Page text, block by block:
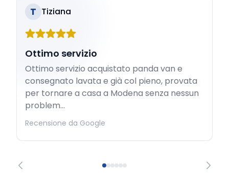
T Tiziana
Ottimo servizio
Ottimo servizio acquistato panda van e
consegnato lavata e già col pieno, provata
per tornare a casa a Modena senza nessun
problem...
Recensione da Google